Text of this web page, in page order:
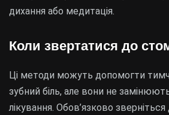
дихання або медитація.
Коли звертатися до
Ці методи можуть допомогти
зубний біль, але вони не
лікування. Обов’язково